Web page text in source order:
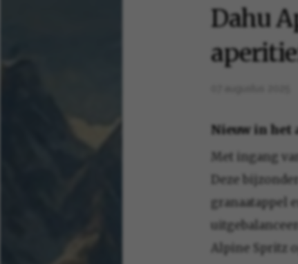
Dahu
Nieuw in het
Met ingang
Deze
granaatappel
Alpine Spritz